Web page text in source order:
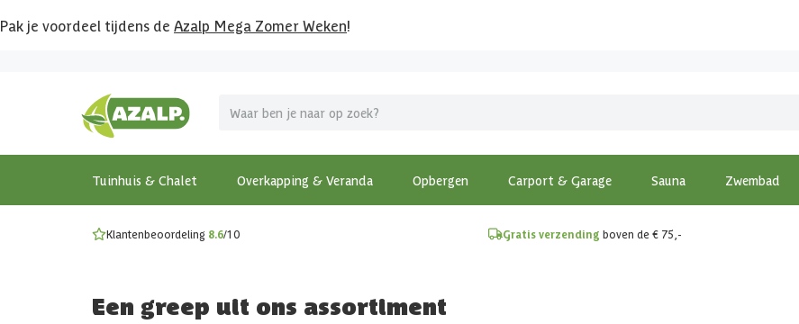
Pak je voordeel tijdens de Azalp Mega Zomer Weken!
Tuinhuis & Chalet Overkapping & Veranda Opbergen Carport & Garage Sauna Zwembad
MEGA zomer kortingen op overkappingen en tuinhuizen!
Bekijk de actiemodellen
Gratis wandplankset
Ontdek onze metalen overkappingen
Klantenbeoordeling 8.6/10 Gratis verzending boven de € 75,-
Een greep uit ons assortiment